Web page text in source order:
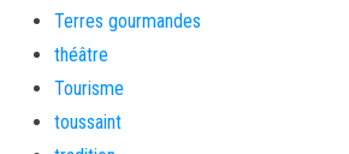
Terres gourmandes
théâtre
Tourisme
toussaint